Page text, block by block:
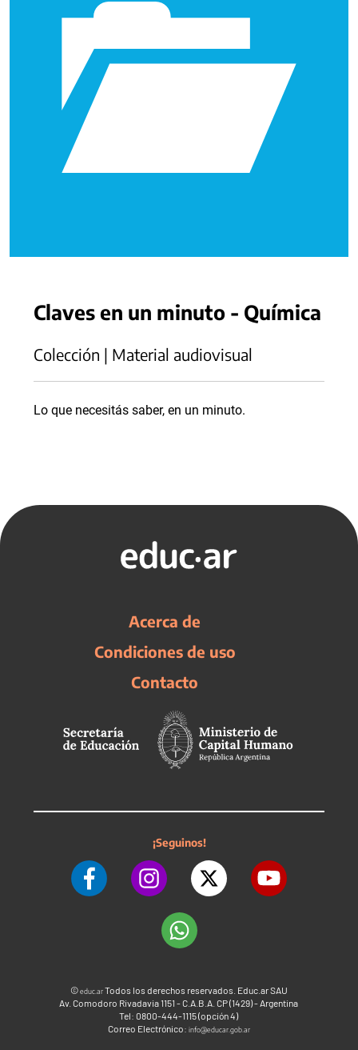
Claves en un minuto - Química
Colección | Material audiovisual
Lo que necesitás saber, en un minuto.
Acerca de
Condiciones de uso
Contacto
¡Seguinos!
©educ.arTodos los derechos reservados. Educ.ar SAU
Av. Comodoro Rivadavia 1151 - C.A.B.A. CP (1429) - Argentina
Tel: 0800-444-1115 (opción 4)
Correo Electrónico: info@educar.gob.ar